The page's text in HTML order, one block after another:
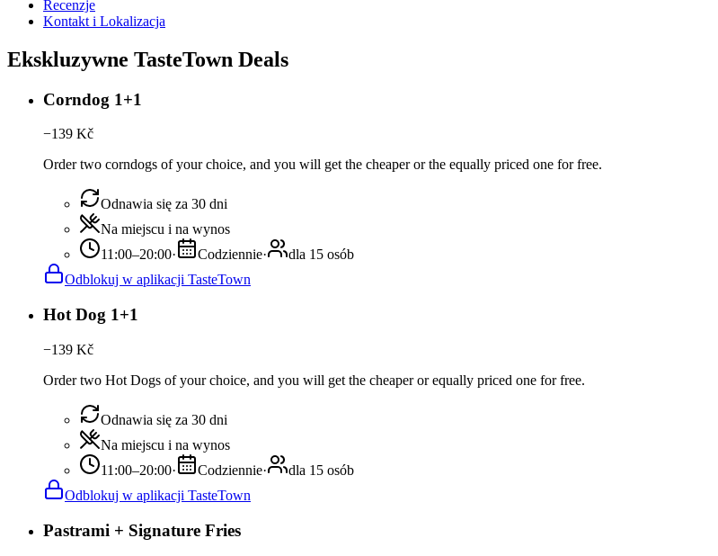
Recenzje
Kontakt i Lokalizacja
Ekskluzywne TasteTown Deals
Corndog 1+1
−139 Kč
Order two corndogs of your choice, and you will get the cheaper or the equally priced one for free.
Odnawia się za 30 dni
Na miejscu i na wynos
11:00–20:00· Codziennie·
dla 15 osób
Odblokuj w aplikacji TasteTown
Hot Dog 1+1
−139 Kč
Order two Hot Dogs of your choice, and you will get the cheaper or equally priced one for free.
Odnawia się za 30 dni
Na miejscu i na wynos
11:00–20:00· Codziennie·
dla 15 osób
Odblokuj w aplikacji TasteTown
Pastrami + Signature Fries